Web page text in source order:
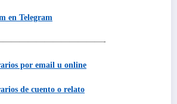
en Telegram
por email u online
de cuento o relato